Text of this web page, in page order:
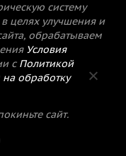
систему
в целях улучшения и
обрабатываем
Условия
с Политикой
обработку
сайт.